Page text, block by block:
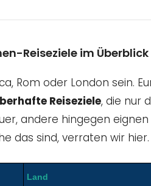
Reiseziele im Überblick
Rom oder London sein.
Reiseziele, die nur
andere hingegen
das sind, verraten wir hier.
Land